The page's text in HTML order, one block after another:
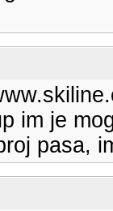
im je
pasa,